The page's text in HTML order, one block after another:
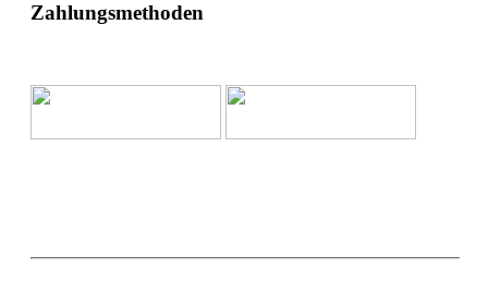
Zahlungsmethoden